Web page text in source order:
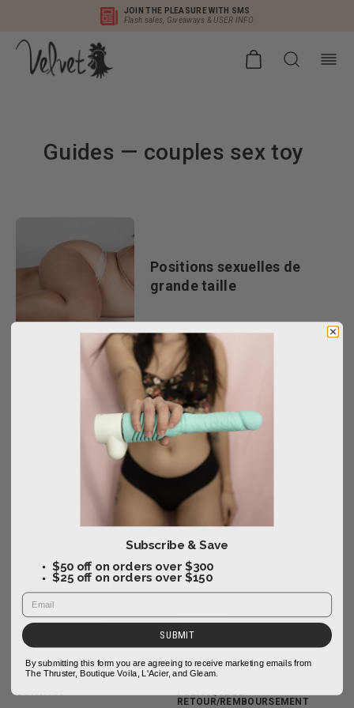
JOIN THE PLEASURE WITH SMS
Flash sales, Giveaways & USER INFO
Guides — couples sex toy
Positions sexuelles de
grande taille
FOLLOW US
PROPULSEUR
JOUETS DE POUSSÉE
TÊTES EN SILICONE
MASSEUR POINT G
FAQ
HISTOIRES POUSSÉES
TERMES ET CONDITIONS
AFFILIÉS
GARANTIE
2257 CONFORMITÉ
CONDITIONS DE
RESPONSABILITÉ
RETOUR/REMBOURSEMENT
Subscribe & Save
$50 off on orders over $300
$25 off on orders over $150
SUBMIT
By submitting this form you are agreeing to receive marketing emails from
The Thruster, Boutique Voila, L'Acier, and Gleam.